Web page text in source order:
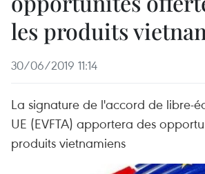
les produits
30/06/2019 11:14
La signature de l'accord de libre-
UE (EVFTA) apportera des
produits vietnamiens